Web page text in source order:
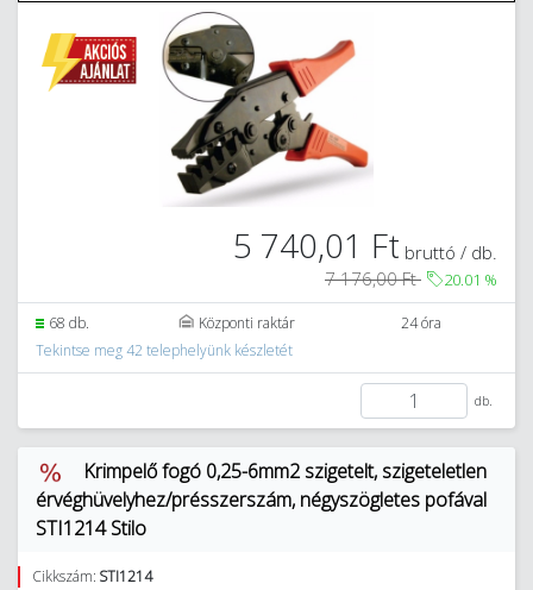
5 740,01 Ft bruttó / db.
7 176,00 Ft
20.01 %
68 db. Központi raktár
24 óra
Tekintse meg 42 telephelyünk készletét
db.
Krimpelő fogó 0,25-6mm2 szigetelt, szigeteletlen
érvéghüvelyhez/présszerszám, négyszögletes pofával
STI1214 Stilo
Cikkszám: STI1214